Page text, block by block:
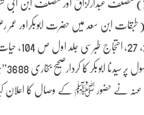
سعد میں حضرت ابوبکراور عمر رضی
عنہ نے حضور ﷺ کے وصال کا اعلان